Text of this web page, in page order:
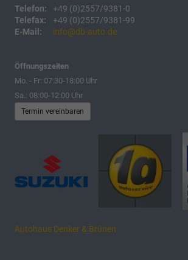
Telefon:
+49 (0)2557/9381-0
Telefax:
+49 (0)2557/9381-99
E-Mail:
info@db-auto.de
Öffnungszeiten
Mo. - Fr: 07:30-18:00 Uhr
Sa.: 08:00-12:00 Uhr
Termin vereinbaren
Autohaus Denker & Brünen